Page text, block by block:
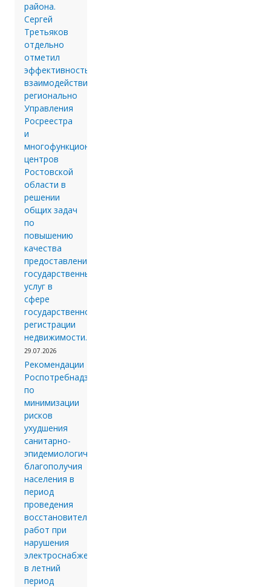
района.
Сергей
Третьяков
отдельно
отметил
эффективность
взаимодействия
регионально
Управления
Росреестра
и
многофункциональных
центров
Ростовской
области в
решении
общих задач
по
повышению
качества
предоставления
государственных
услуг в
сфере
государственной
регистрации
недвижимости.
29.07.2026
Рекомендации
Роспотребнадзора
по
минимизации
рисков
ухудшения
санитарно-
эпидемиологического
благополучия
населения в
период
проведения
восстановительных
работ при
нарушения
электроснабжения
в летний
период